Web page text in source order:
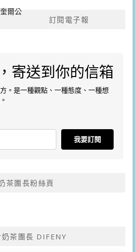
爾公
訂閱電子報
寄送到你的信箱
。是一種觀點、一種態度、一種想
我要訂閱
茶團長粉絲頁
奶茶團長 DIFENY